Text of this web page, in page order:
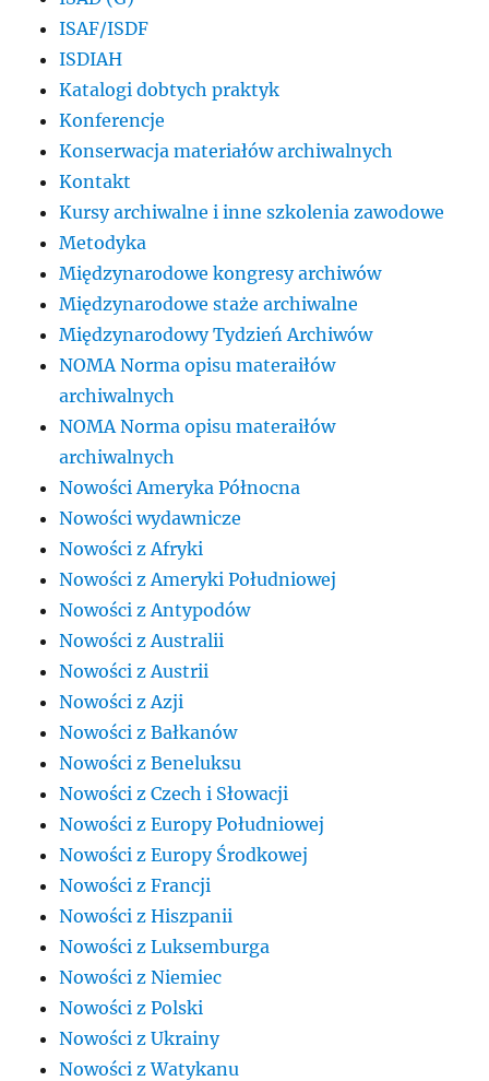
ISAF/ISDF
ISDIAH
Katalogi dobtych praktyk
Konferencje
Konserwacja materiałów archiwalnych
Kontakt
Kursy archiwalne i inne szkolenia zawodowe
Metodyka
Międzynarodowe kongresy archiwów
Międzynarodowe staże archiwalne
Międzynarodowy Tydzień Archiwów
NOMA Norma opisu materaiłów
archiwalnych
NOMA Norma opisu materaiłów
archiwalnych
Nowości Ameryka Północna
Nowości wydawnicze
Nowości z Afryki
Nowości z Ameryki Południowej
Nowości z Antypodów
Nowości z Australii
Nowości z Austrii
Nowości z Azji
Nowości z Bałkanów
Nowości z Beneluksu
Nowości z Czech i Słowacji
Nowości z Europy Południowej
Nowości z Europy Środkowej
Nowości z Francji
Nowości z Hiszpanii
Nowości z Luksemburga
Nowości z Niemiec
Nowości z Polski
Nowości z Ukrainy
Nowości z Watykanu